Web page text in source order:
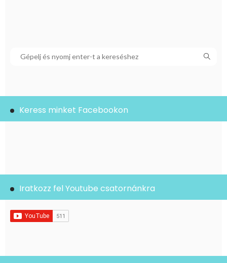
Keress minket Facebookon
Iratkozz fel Youtube csatornánkra